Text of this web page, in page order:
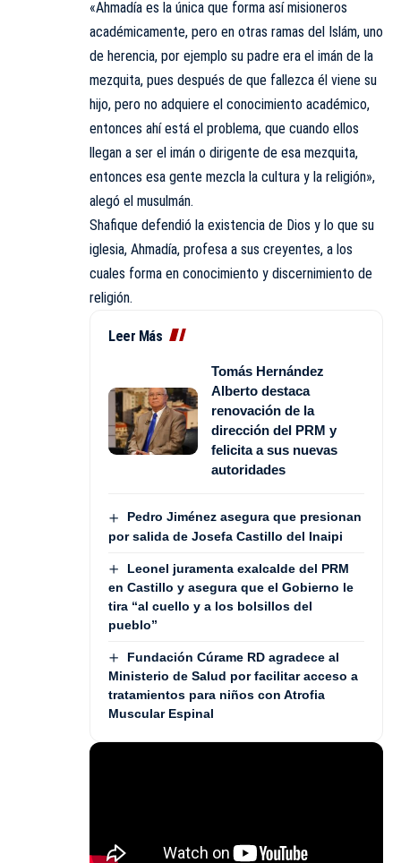
«Ahmadía es la única que forma así misioneros
académicamente, pero en otras ramas del Islám, uno
de herencia, por ejemplo su padre era el imán de la
mezquita, pues después de que fallezca él viene su
hijo, pero no adquiere el conocimiento académico,
entonces ahí está el problema, que cuando ellos
llegan a ser el imán o dirigente de esa mezquita,
entonces esa gente mezcla la cultura y la religión»,
alegó el musulmán.
Shafique defendió la existencia de Dios y lo que su
iglesia, Ahmadía, profesa a sus creyentes, a los
cuales forma en conocimiento y discernimiento de
religión.
Leer Más
Tomás Hernández
Alberto destaca
renovación de la
dirección del PRM y
felicita a sus nuevas
autoridades
Pedro Jiménez asegura que presionan
por salida de Josefa Castillo del Inaipi
Leonel juramenta exalcalde del PRM
en Castillo y asegura que el Gobierno le
tira “al cuello y a los bolsillos del
pueblo”
Fundación Cúrame RD agradece al
Ministerio de Salud por facilitar acceso a
tratamientos para niños con Atrofia
Muscular Espinal